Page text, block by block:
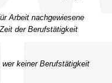
Arbeit nachgewiesene
der Berufstätigkeit
keiner Berufstätigkeit